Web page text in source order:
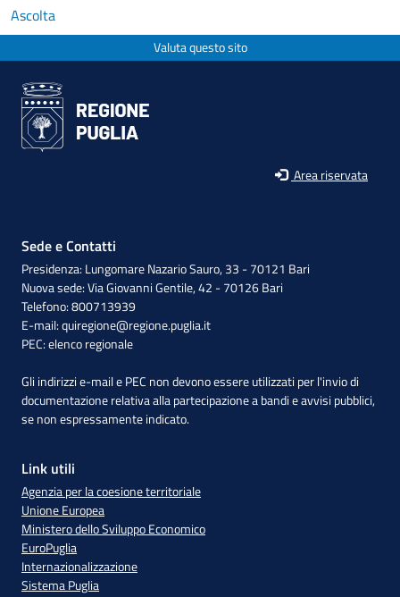
Ascolta
Valuta questo sito
Area riservata
Sede e Contatti
Presidenza: Lungomare Nazario Sauro, 33 - 70121 Bari
Nuova sede: Via Giovanni Gentile, 42 - 70126 Bari
Telefono: 800713939
E-mail:quiregione@regione.puglia.it
PEC:elenco regionale
Gli indirizzi e-mail e PEC non devono essere utilizzati per l'invio di
documentazione relativa alla partecipazione a bandi e avvisi pubblici,
se non espressamente indicato.
Link utili
Agenzia per la coesione territoriale
Unione Europea
Ministero dello Sviluppo Economico
EuroPuglia
Internazionalizzazione
Sistema Puglia